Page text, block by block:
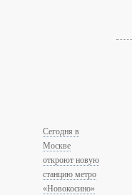
Сегодня в
Москве
откроют новую
станцию метро
«Новокосино»